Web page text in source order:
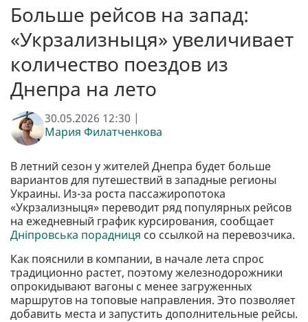
Больше рейсов на запад:
«Укрзализныця» увеличивает
количество поездов из
Днепра на лето
30.05.2026 12:30 |
Мария Филатченкова
В летний сезон у жителей Днепра будет больше
вариантов для путешествий в западные регионы
Украины. Из-за роста пассажиропотока
«Укрзализныця» переводит ряд популярных рейсов
на ежедневный график курсирования, сообщает
Дніпровська порадниця со ссылкой на перевозчика.
Как пояснили в компании, в начале лета спрос
традиционно растет, поэтому железнодорожники
опрокидывают вагоны с менее загруженных
маршрутов на топовые направления. Это позволяет
добавить места и запустить дополнительные рейсы.